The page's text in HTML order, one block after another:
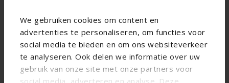
We gebruiken cookies om content en
advertenties te personaliseren, om functies voor
social media te bieden en om ons websiteverkeer
te analyseren. Ook delen we informatie over uw
gebruik van onze site met onze partners voor
social media, adverteren en analyse. Deze
DIY-Anwendung
Innenlüftungsgitter
Material DIY
Aluminium
Form DIY
Rechteckig